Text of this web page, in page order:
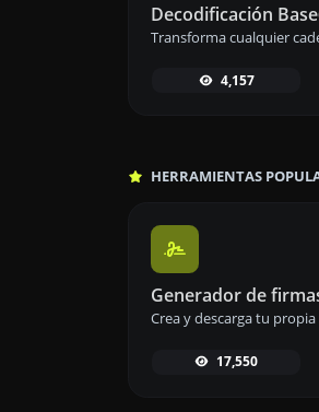
Decodificación
4,157
HERRAMIENTAS
Generador de
17,550